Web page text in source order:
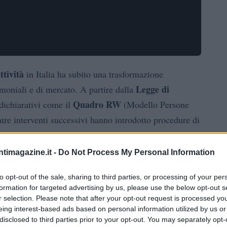
- Do Not Process My Personal Information
opt-out of the sale, sharing to third parties, or processing of your
for targeted advertising by us, please use the below opt-out
selection. Please note that after your opt-out request is processed
interest-based ads based on personal information utilized by us
to third parties prior to your opt-out. You may separately
in Italia ha subito una trasformazione
e di mercato. A partire dalla Legge di
come il Quadro RW (Modello Persone
interventi successivi hanno introdotto procedure di
analizziamo le definizioni tecniche, le
e il modello di vigilanza che ora coinvolge
laLegge di Bilancio 2026 e laLegge di Bilancio
europeoD.Lgs. 5 settembre 2026, n. 129.
come singoli provvedimenti isolati, ma come parti